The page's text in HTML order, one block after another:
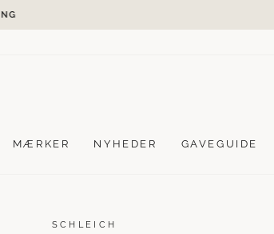
MÆRKER NYHEDER GAVEGUIDE
SCHLEICH